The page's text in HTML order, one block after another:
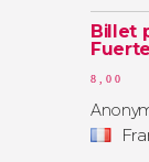
Billet
8,00